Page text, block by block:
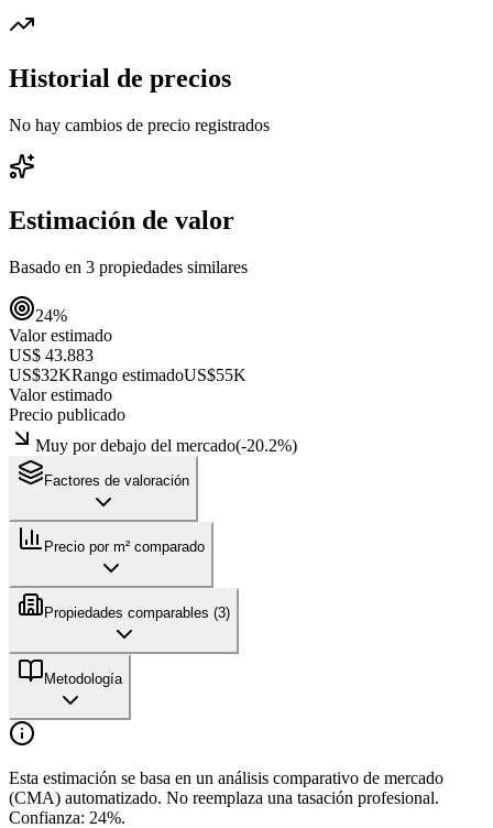
Historial de precios
No hay cambios de precio registrados
Estimación de valor
Basado en 3 propiedades similares
24%
Valor estimado
US$ 43.883
US$32KRango estimadoUS$55K
Valor estimado
Precio publicado
Muy por debajo del mercado(-20.2%)
Factores de valoración
Precio por m² comparado
Propiedades comparables (3)
Metodología
Esta estimación se basa en un análisis comparativo de mercado
(CMA) automatizado. No reemplaza una tasación profesional.
Confianza: 24%.